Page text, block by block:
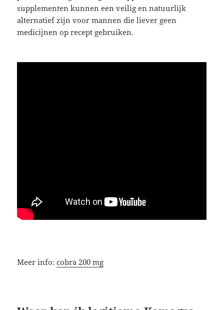
supplementen kunnen een veilig en natuurlijk
alternatief zijn voor mannen die liever geen
medicijnen op recept gebruiken.
Meer info:cobra 200 mg